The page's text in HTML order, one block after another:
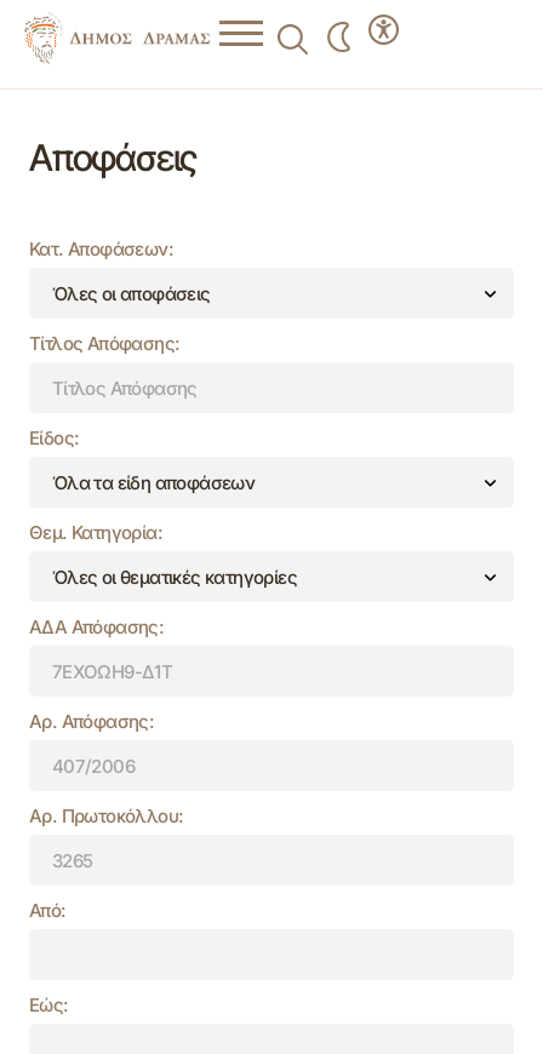
Αποφάσεις
Κατ. Αποφάσεων:
Τίτλος Απόφασης:
Είδος:
Θεμ. Κατηγορία:
ΑΔΑ Απόφασης:
Αρ. Απόφασης:
Αρ. Πρωτοκόλλου:
Από:
Εώς: